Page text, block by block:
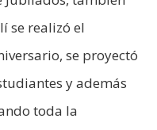
se realizó el
se proyectó
y además
toda la